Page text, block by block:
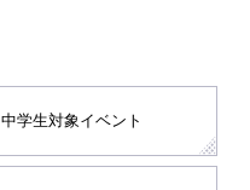
中学生対象イベント